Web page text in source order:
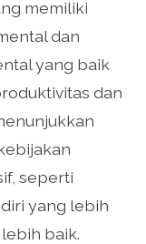
memiliki
dan
yang baik
dan
seperti
yang lebih
baik.